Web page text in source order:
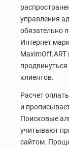
управления
обязательно
Интернет
клиентов.
Расчет
и
Поисковые
учитывают
сайтом.